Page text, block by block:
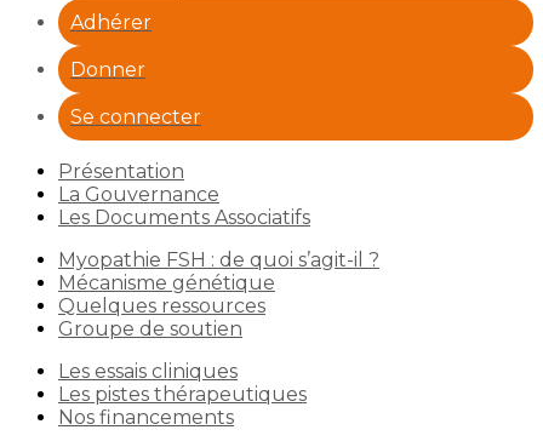
Adhérer
Donner
Se connecter
Présentation
La Gouvernance
Les Documents Associatifs
Myopathie FSH : de quoi s’agit-il ?
Mécanisme génétique
Quelques ressources
Groupe de soutien
Les essais cliniques
Les pistes thérapeutiques
Nos financements